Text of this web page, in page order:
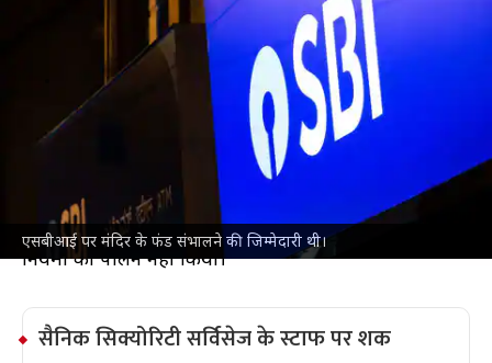
एसबीआई पर मंदिर के फंड संभालने की जिम्मेदारी थी।
राम मंदिर दान चोरी: SBI पर SIT का शिकंजा,
सुरक्षाकर्मियों और बैंककर्मियों पर सवाल
Jul 09, 2026
नकदी चोरी की ख़बरें सामने आने के बाद SIT इस बात की जांच
कर रही है कि SBI ने अयोध्या के राम मंदिर में दान को कैसे
संभाला। मंदिर के पैसों को संभालने की जिम्मेदारी SBI को दी
गई थी, लेकिन अब उस पर सवाल खड़े हो रहे हैं। आरोप है कि
बैंक ने दान इकट्ठा करने और उसे जमा करने के दौरान सही
नियमों का पालन नहीं किया।
सैनिक सिक्योरिटी सर्विसेज के स्टाफ पर शक